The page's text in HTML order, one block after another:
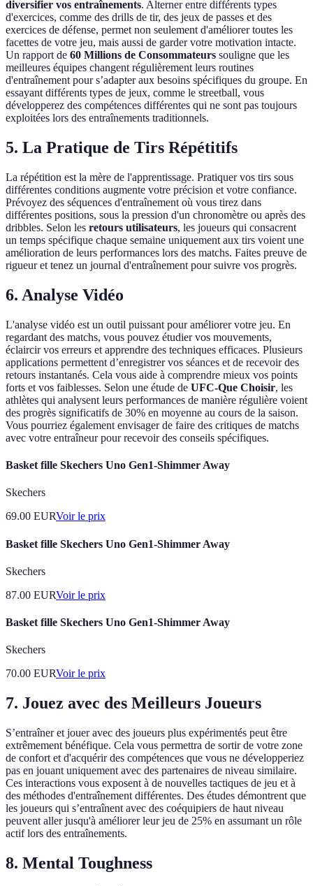
diversifier vos entraînements. Alterner entre différents types
d'exercices, comme des drills de tir, des jeux de passes et des
exercices de défense, permet non seulement d'améliorer toutes les
facettes de votre jeu, mais aussi de garder votre motivation intacte.
Un rapport de 60 Millions de Consommateurs souligne que les
meilleures équipes changent régulièrement leurs routines
d'entraînement pour s’adapter aux besoins spécifiques du groupe. En
essayant différents types de jeux, comme le streetball, vous
développerez des compétences différentes qui ne sont pas toujours
exploitées lors des entraînements traditionnels.
5. La Pratique de Tirs Répétitifs
La répétition est la mère de l'apprentissage. Pratiquer vos tirs sous
différentes conditions augmente votre précision et votre confiance.
Prévoyez des séquences d'entraînement où vous tirez dans
différentes positions, sous la pression d'un chronomètre ou après des
dribbles. Selon les retours utilisateurs, les joueurs qui consacrent
un temps spécifique chaque semaine uniquement aux tirs voient une
amélioration de leurs performances lors des matchs. Faites preuve de
rigueur et tenez un journal d'entraînement pour suivre vos progrès.
6. Analyse Vidéo
L'analyse vidéo est un outil puissant pour améliorer votre jeu. En
regardant des matchs, vous pouvez étudier vos mouvements,
éclaircir vos erreurs et apprendre des techniques efficaces. Plusieurs
applications permettent d’enregistrer vos séances et de recevoir des
retours instantanés. Cela vous aide à comprendre mieux vos points
forts et vos faiblesses. Selon une étude de UFC-Que Choisir, les
athlètes qui analysent leurs performances de manière régulière voient
des progrès significatifs de 30% en moyenne au cours de la saison.
Vous pourriez également envisager de faire des critiques de matchs
avec votre entraîneur pour recevoir des conseils spécifiques.
Basket fille Skechers Uno Gen1-Shimmer Away
Skechers
69.00 EURVoir le prix
Basket fille Skechers Uno Gen1-Shimmer Away
Skechers
87.00 EURVoir le prix
Basket fille Skechers Uno Gen1-Shimmer Away
Skechers
70.00 EURVoir le prix
7. Jouez avec des Meilleurs Joueurs
S’entraîner et jouer avec des joueurs plus expérimentés peut être
extrêmement bénéfique. Cela vous permettra de sortir de votre zone
de confort et d'acquérir des compétences que vous ne développeriez
pas en jouant uniquement avec des partenaires de niveau similaire.
Ces interactions vous exposent à de nouvelles tactiques de jeu et à
des méthodes d'entraînement différentes. Des études démontrent que
les joueurs qui s’entraînent avec des coéquipiers de haut niveau
peuvent aller jusqu'à améliorer leur jeu de 25% en assumant un rôle
actif lors des entraînements.
8. Mental Toughness